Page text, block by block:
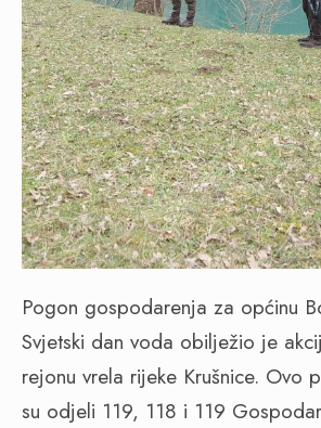
Pogon gospodarenja za općinu
Svjetski dan voda obilježio je
rejonu vrela rijeke Krušnice. Ovo
su odjeli 119, 118 i 119